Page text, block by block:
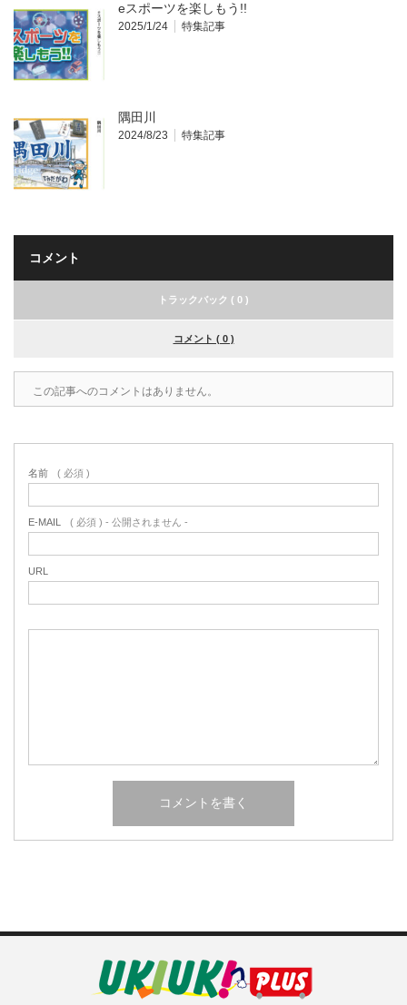
eスポーツを楽しもう!!
2025/1/24 特集記事
隅田川
2024/8/23 特集記事
コメント
トラックバック ( 0 )
コメント ( 0 )
この記事へのコメントはありません。
名前 ( 必須 )
E-MAIL ( 必須 ) - 公開されません -
URL